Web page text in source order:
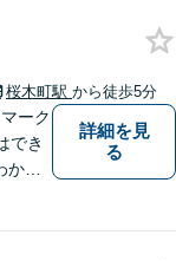
請
桜木町駅 から徒歩5分
ーク
でき
り
詳細を見
る